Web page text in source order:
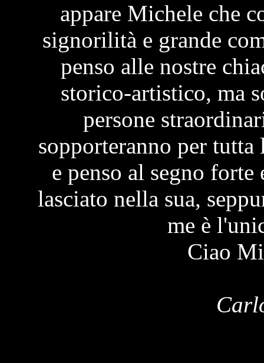
appare Michele che
signorilità e grande
penso alle nostre
storico-artistico, ma
persone
sopporteranno per
e penso al segno
lasciato nella sua,
me è
Ciao